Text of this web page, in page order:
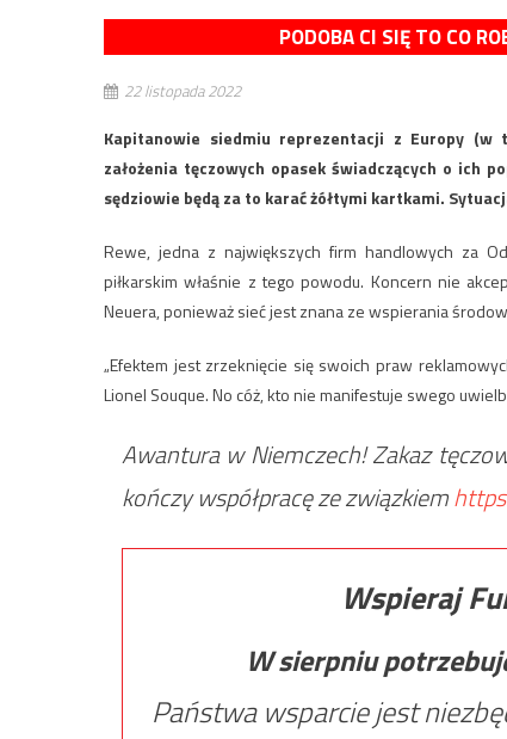
PODOBA CI SIĘ TO CO
22 listopada 2022
Kapitanowie siedmiu reprezentacji z Europy
założenia tęczowych opasek świadczących o ich
sędziowie będą za to karać żółtymi kartkami.
Rewe, jedna z największych firm handlowych za
piłkarskim właśnie z tego powodu. Koncern nie
Neuera, ponieważ sieć jest znana ze wspierania
„Efektem jest zrzeknięcie się swoich praw
Lionel Souque. No cóż, kto nie manifestuje swego
Awantura w Niemczech! Zakaz
kończy współpracę ze związkiem
Wspieraj
W sierpniu
Państwa wsparcie jest